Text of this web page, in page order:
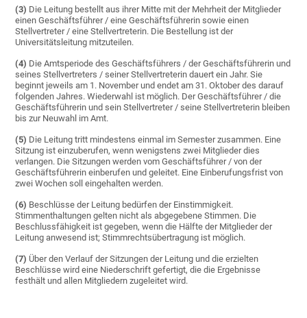
(3) Die Leitung bestellt aus ihrer Mitte mit der Mehrheit der Mitglieder
einen Geschäftsführer / eine Geschäftsführerin sowie einen
Stellvertreter / eine Stellvertreterin. Die Bestellung ist der
Universitätsleitung mitzuteilen.
(4) Die Amtsperiode des Geschäftsführers / der Geschäftsführerin und
seines Stellvertreters / seiner Stellvertreterin dauert ein Jahr. Sie
beginnt jeweils am 1. November und endet am 31. Oktober des darauf
folgenden Jahres. Wiederwahl ist möglich. Der Geschäftsführer / die
Geschäftsführerin und sein Stellvertreter / seine Stellvertreterin bleiben
bis zur Neuwahl im Amt.
(5) Die Leitung tritt mindestens einmal im Semester zusammen. Eine
Sitzung ist einzuberufen, wenn wenigstens zwei Mitglieder dies
verlangen. Die Sitzungen werden vom Geschäftsführer / von der
Geschäftsführerin einberufen und geleitet. Eine Einberufungsfrist von
zwei Wochen soll eingehalten werden.
(6) Beschlüsse der Leitung bedürfen der Einstimmigkeit.
Stimmenthaltungen gelten nicht als abgegebene Stimmen. Die
Beschlussfähigkeit ist gegeben, wenn die Hälfte der Mitglieder der
Leitung anwesend ist; Stimmrechtsübertragung ist möglich.
(7) Über den Verlauf der Sitzungen der Leitung und die erzielten
Beschlüsse wird eine Niederschrift gefertigt, die die Ergebnisse
festhält und allen Mitgliedern zugeleitet wird.